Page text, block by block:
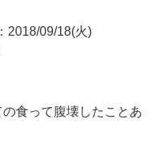
：2018/09/18(火)
食って腹壊したことあ